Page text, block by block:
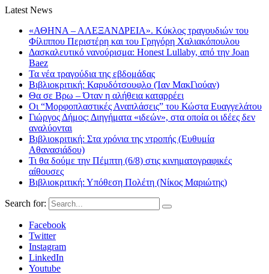
Latest News
«ΑΘΗΝΑ – ΑΛΕΞΑΝΔΡΕΙΑ». Κύκλος τραγουδιών του
Φίλιππου Περιστέρη και του Γρηγόρη Χαλιακόπουλου
Δασκαλευτικό νανούρισμα: Honest Lullaby, από την Joan
Baez
Τα νέα τραγούδια της εβδομάδας
Βιβλιοκριτική: Καρυδότσουφλο (Ίαν ΜακΓιούαν)
Θα σε Βρω – Όταν η αλήθεια καταρρέει
Οι “Μορφοπλαστικές Αναπλάσεις” του Κώστα Ευαγγελάτου
Γιώργος Δήμος: Διηγήματα «ιδεών», στα οποία οι ιδέες δεν
αναλύονται
Βιβλιοκριτική: Στα χρόνια της ντροπής (Ευθυμία
Αθανασιάδου)
Τι θα δούμε την Πέμπτη (6/8) στις κινηματογραφικές
αίθουσες
Βιβλιοκριτική: Υπόθεση Πολέτη (Νίκος Μαριώτης)
Search for:
Facebook
Twitter
Instagram
LinkedIn
Youtube